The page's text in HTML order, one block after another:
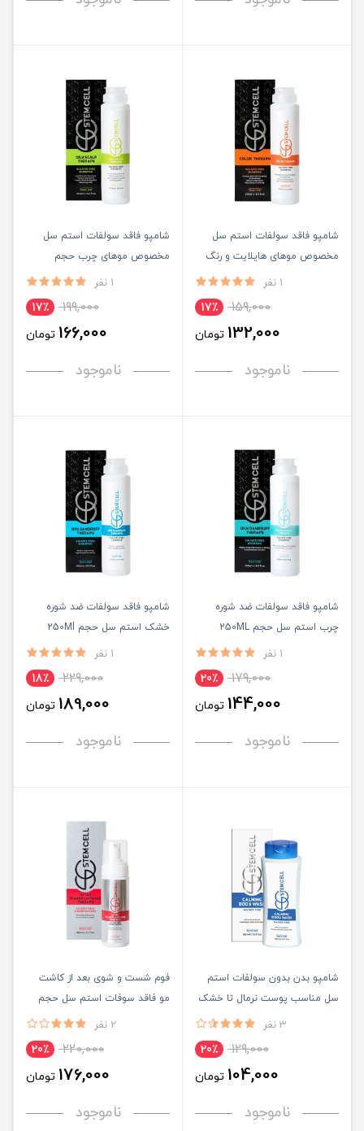
شامپو فاقد سولفات استم سل
مخصوص موهای هایلایت و رنگ
1 نفر
159,000 17٪
132,000 تومان
ناموجود
شامپو فاقد سولفات استم سل
مخصوص موهای چرب حجم
1 نفر
199,000 17٪
166,000 تومان
ناموجود
شامپو فاقد سولفات ضد شوره
چرب استم سل حجم 250ML
1 نفر
179,000 20٪
144,000 تومان
ناموجود
شامپو فاقد سولفات ضد شوره
خشک استم سل حجم 250Ml
1 نفر
229,000 18٪
189,000 تومان
ناموجود
شامپو بدن بدون سولفات استم
سل مناسب پوست نرمال تا خشک
3 نفر
129,000 20٪
104,000 تومان
ناموجود
فوم شست و شوی بعد از کاشت
مو فاقد سوفات استم سل حجم
2 نفر
220,000 20٪
176,000 تومان
ناموجود